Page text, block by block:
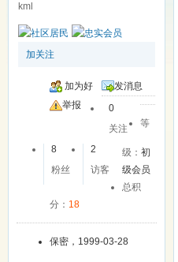
kml
加关注
加为好
友
发消息
举报
0
关注
8
粉丝
2
访客
等
级：初
级会员
总积
分： 18
保密，1999-03-28